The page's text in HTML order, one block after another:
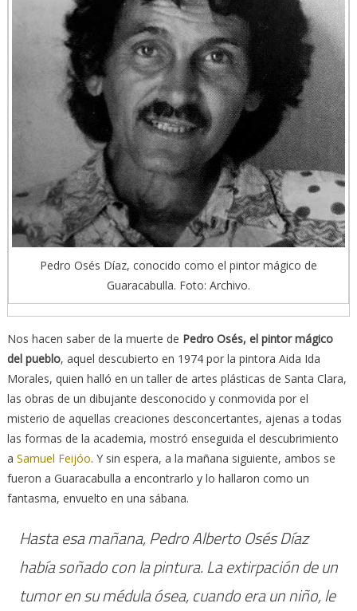
Pedro Osés Díaz, conocido como el pintor mágico de
Guaracabulla. Foto: Archivo.
Nos hacen saber de la muerte de Pedro Osés, el pintor mágico
del pueblo, aquel descubierto en 1974 por la pintora Aida Ida
Morales, quien halló en un taller de artes plásticas de Santa Clara,
las obras de un dibujante desconocido y conmovida por el
misterio de aquellas creaciones desconcertantes, ajenas a todas
las formas de la academia, mostró enseguida el descubrimiento
a Samuel Feijóo. Y sin espera, a la mañana siguiente, ambos se
fueron a Guaracabulla a encontrarlo y lo hallaron como un
fantasma, envuelto en una sábana.
Hasta esa mañana, Pedro Alberto Osés Díaz
había soñado con la pintura. La extirpación de un
tumor en su médula ósea, cuando era un niño, le